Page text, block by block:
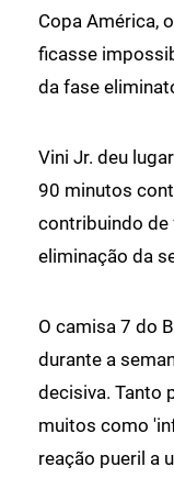
Copa América,
ficasse
da fase
Vini Jr. deu
90 minutos
contribuindo de
eliminação da
O camisa 7 do
durante a
decisiva. Tanto
muitos como
reação pueril a